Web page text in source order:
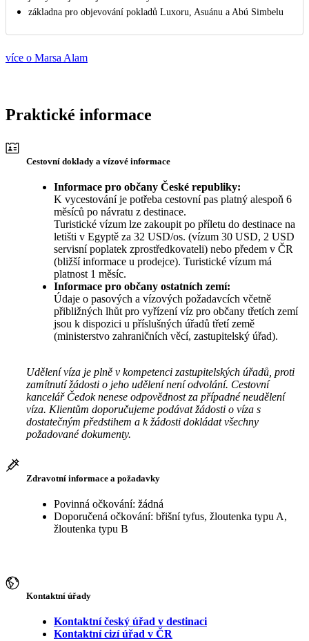
základna pro objevování pokladů Luxoru, Asuánu a Abú Simbelu
více o Marsa Alam
Praktické informace
Cestovní doklady a vízové informace
Informace pro občany České republiky:
K vycestování je potřeba cestovní pas platný alespoň 6
měsíců po návratu z destinace.
Turistické vízum lze zakoupit po příletu do destinace na
letišti v Egyptě za 32 USD/os. (vízum 30 USD, 2 USD
servisní poplatek zprostředkovateli) nebo předem v ČR
(bližší informace u prodejce). Turistické vízum má
platnost 1 měsíc.
Informace pro občany ostatních zemí:
Údaje o pasových a vízových požadavcích včetně
přibližných lhůt pro vyřízení víz pro občany třetích zemí
jsou k dispozici u příslušných úřadů třetí země
(ministerstvo zahraničních věcí, zastupitelský úřad).
Udělení víza je plně v kompetenci zastupitelských úřadů, proti
zamítnutí žádosti o jeho udělení není odvolání. Cestovní
kancelář Čedok nenese odpovědnost za případné neudělení
víza. Klientům doporučujeme podávat žádosti o víza s
dostatečným předstihem a k žádosti dokládat všechny
požadované dokumenty.
Zdravotní informace a požadavky
Povinná očkování: žádná
Doporučená očkování: břišní tyfus, žloutenka typu A,
žloutenka typu B
Kontaktní úřady
Kontaktní český úřad v destinaci
Kontaktní cizí úřad v ČR